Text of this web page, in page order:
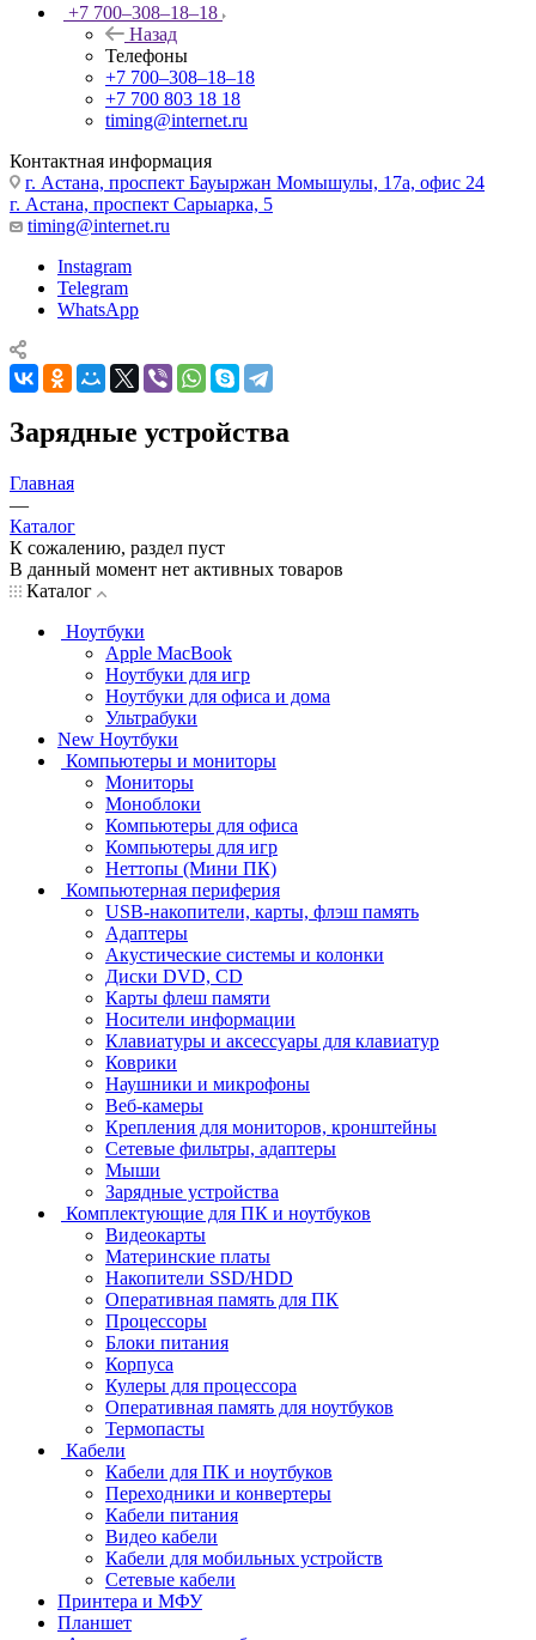
+7 700‒308‒18‒18
Назад
Телефоны
+7 700‒308‒18‒18
+7 700 803 18 18
timing@internet.ru
Контактная информация
г. Астана, проспект Бауыржан Момышулы, 17а, офис 24
г. Астана, проспект Сарыарка, 5
timing@internet.ru
Instagram
Telegram
WhatsApp
Зарядные устройства
Главная
—
Каталог
К сожалению, раздел пуст
В данный момент нет активных товаров
Каталог
Ноутбуки
Apple MacBook
Ноутбуки для игр
Ноутбуки для офиса и дома
Ультрабуки
New Ноутбуки
Компьютеры и мониторы
Мониторы
Моноблоки
Компьютеры для офиса
Компьютеры для игр
Неттопы (Мини ПК)
Компьютерная периферия
USB-накопители, карты, флэш память
Адаптеры
Акустические системы и колонки
Диски DVD, CD
Карты флеш памяти
Носители информации
Клавиатуры и аксессуары для клавиатур
Коврики
Наушники и микрофоны
Веб-камеры
Крепления для мониторов, кронштейны
Сетевые фильтры, адаптеры
Мыши
Зарядные устройства
Комплектующие для ПК и ноутбуков
Видеокарты
Материнские платы
Накопители SSD/HDD
Оперативная память для ПК
Процессоры
Блоки питания
Корпуса
Кулеры для процессора
Оперативная память для ноутбуков
Термопасты
Кабели
Кабели для ПК и ноутбуков
Переходники и конвертеры
Кабели питания
Видео кабели
Кабели для мобильных устройств
Сетевые кабели
Принтера и МФУ
Планшет